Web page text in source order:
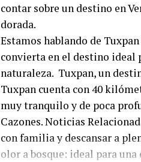
contar sobre un destino en
dorada.
Estamos hablando de
convierta en el destino ideal
naturaleza. Tuxpan, un
Tuxpan cuenta con 40
muy tranquilo y de poca
Cazones. Noticias
con familia y descansar a
olor a bosque: ideal para